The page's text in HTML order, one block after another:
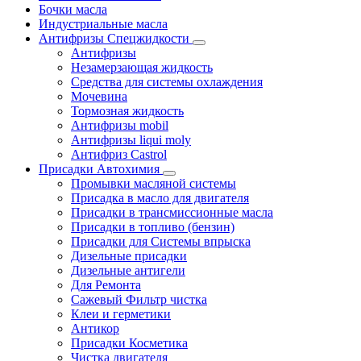
Бочки масла
Индустриальные масла
Антифризы Спецжидкости
Антифризы
Незамерзающая жидкость
Средства для системы охлаждения
Мочевина
Тормозная жидкость
Антифризы mobil
Антифризы liqui moly
Антифриз Castrol
Присадки Автохимия
Промывки масляной системы
Присадка в масло для двигателя
Присадки в трансмиссионные масла
Присадки в топливо (бензин)
Присадки для Системы впрыска
Дизельные присадки
Дизельные антигели
Для Ремонта
Сажевый Фильтр чистка
Клеи и герметики
Антикор
Присадки Косметика
Чистка двигателя